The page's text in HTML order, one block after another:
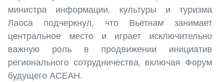
министра информации, культуры и туризма
Лаоса подчеркнул, что Вьетнам занимает
центральное место и играет исключительно
важную роль в продвижении инициатив
регионального сотрудничества, включая Форум
будущего АСЕАН.